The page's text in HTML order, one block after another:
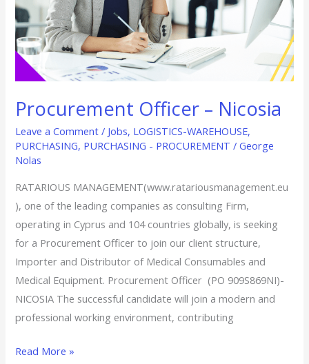
Procurement Officer – Nicosia
Leave a Comment / Jobs, LOGISTICS-WAREHOUSE,
PURCHASING, PURCHASING - PROCUREMENT /George
Nolas
RATARIOUS MANAGEMENT(www.ratariousmanagement.eu
), one of the leading companies as consulting Firm,
operating in Cyprus and 104 countries globally, is seeking
for a Procurement Officer to join our client structure,
Importer and Distributor of Medical Consumables and
Medical Equipment. Procurement Officer (PO 909S869NI)-
NICOSIA The successful candidate will join a modern and
professional working environment, contributing
Read More »